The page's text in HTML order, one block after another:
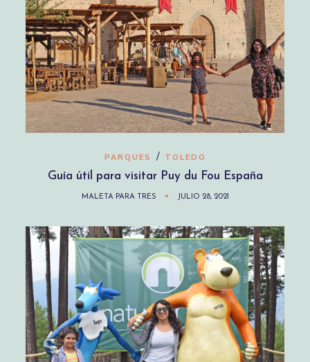
PARQUES / TOLEDO
Guía útil para visitar Puy du Fou España
MALETA PARA TRES JULIO 28, 2021